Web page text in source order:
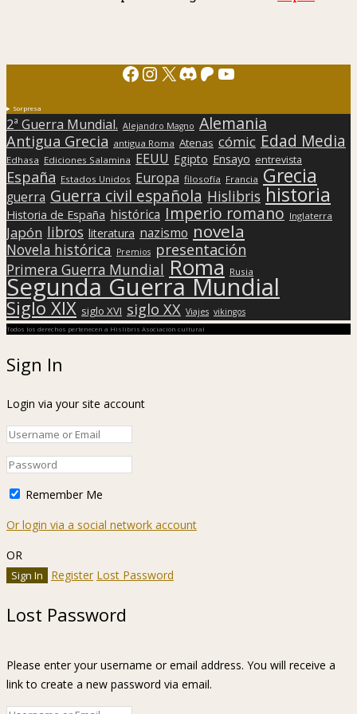
Facebook
Instagram
X Discord
Patreon
YouTube
Sorpresa
2ª Guerra Mundial. Alejandro Magno Alemania
Antigua Grecia antigua Roma Atenas cómic Edad Media
Edhasa Ediciones Salamina EEUU Egipto Ensayo entrevista
España Estados Unidos Europa filosofía Francia Grecia
guerra Guerra civil española Hislibris historia
Historia de España histórica Imperio romano Inglaterra
Japón libros literatura nazismo novela
Novela histórica Premios presentación
Primera Guerra Mundial Roma Rusia
Segunda Guerra Mundial
Siglo XIX siglo XVI siglo XX Viajes vikingos
Todos los derechos pertenecen a Hislibris Asociación cultural
Sign In
Login via your site account
Remember Me
Or login via a social network account
OR
Register Lost Password
Lost Password
Please enter your username or email address. You will receive a
link to create a new password via email.